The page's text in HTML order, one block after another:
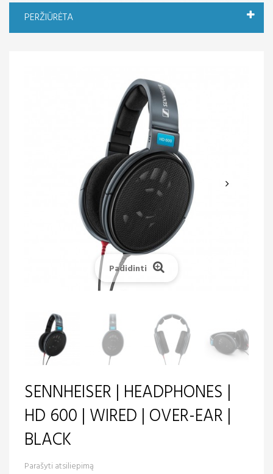
PERŽIŪRĖTA
Padidinti
SENNHEISER | HEADPHONES |
HD 600 | WIRED | OVER-EAR |
BLACK
Parašyti atsiliepimą